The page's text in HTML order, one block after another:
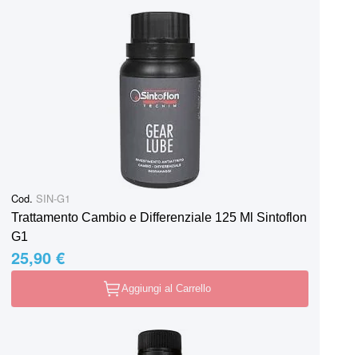
Cod. SIN-G1
Trattamento Cambio e Differenziale 125 Ml Sintoflon
G1
25,90 €
Aggiungi al Carrello